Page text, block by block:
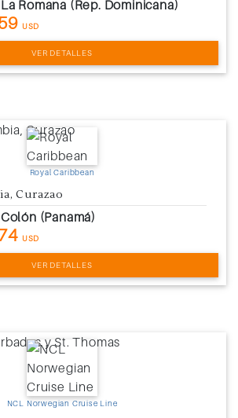
La Romana (Rep. Dominicana)
USD
VER DETALLES
Royal Caribbean
Curazao
Colón (Panamá)
USD
VER DETALLES
NCL Norwegian Cruise Line